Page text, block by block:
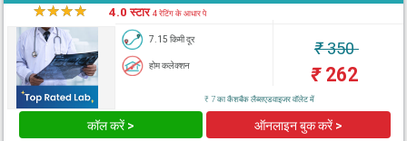
★★★★ 4.0 स्टार4 रेटिंग के आधार पे
7.15 किमी दूर
होम कलेक्शन
₹350
₹262
₹ 7 का कैशबैक लैब्सएडवाइजर वॉलेट में
कॉल करें > ऑनलाइन बुक करें >